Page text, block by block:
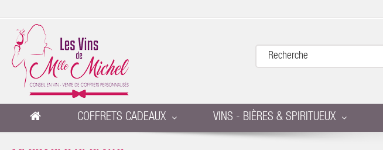
COFFRETS CADEAUX VINS - BIÈRES & SPIRITUEUX